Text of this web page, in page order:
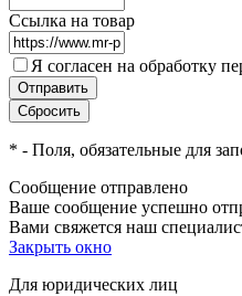
Ссылка на товар
Я согласен на обработку
* - Поля, обязательные для
Сообщение отправлено
Ваше сообщение успешно
Вами свяжется наш
Закрыть окно
Для юридических лиц